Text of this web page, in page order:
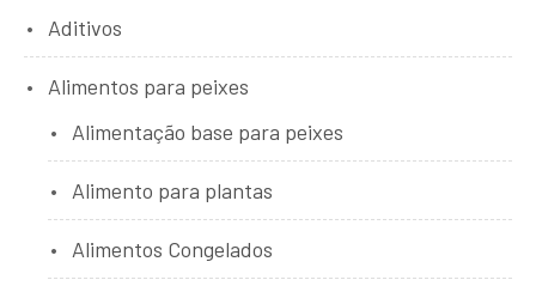
Aditivos
Alimentos para peixes
Alimentação base para peixes
Alimento para plantas
Alimentos Congelados